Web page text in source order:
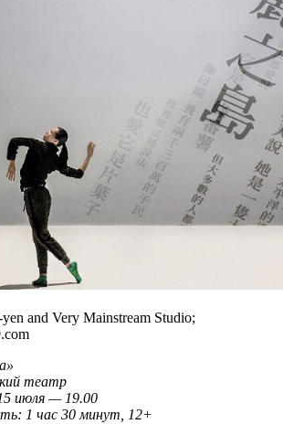
and Very Mainstream Studio;
театр
июля — 19.00
1 час 30 минут, 12+